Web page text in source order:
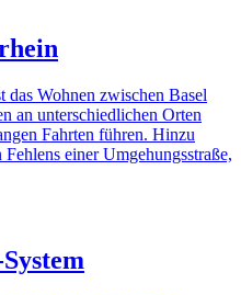
das Wohnen zwischen Basel
an unterschiedlichen Orten
Fahrten führen. Hinzu
einer Umgehungsstraße,